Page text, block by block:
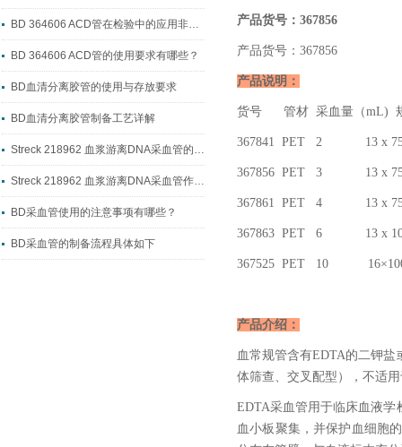
BD 364606 ACD管在检验中的应用非常广泛
BD 364606 ACD管的使用要求有哪些？
BD血清分离胶管的使用与存放要求
BD血清分离胶管制备工艺详解
Streck 218962 血浆游离DNA采血管的制备工艺流程
Streck 218962 血浆游离DNA采血管作用详解
BD采血管使用的注意事项有哪些？
BD采血管的制备流程具体如下
产品货号：367856
产品货号：367856
产品说明：
货号 管材 采血量（mL)
367841 PET 2 13 x 75
367856 PET 3 13 x 75
367861 PET 4 13 x 75
367863 PET 6 13 x 100
367525 PET 10 16×100
产品介绍：
血常规管含有EDTA的二钾
体筛查、交叉配型），不适
EDTA采血管用于临床血液
血小板聚集，并保护血细胞